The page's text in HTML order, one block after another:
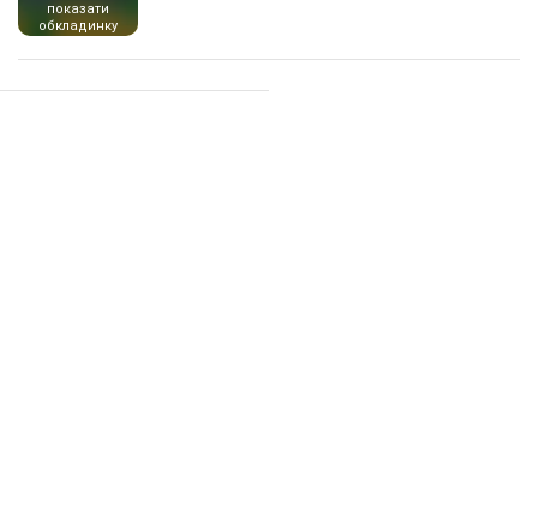
показати
обкладинку